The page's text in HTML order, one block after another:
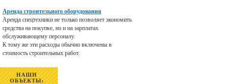
Аренда строительного оборудования
Аренда спецтехники не только позволяет экономить
средства на покупке, но и на зарплатах
обслуживающему персоналу.
К тому же эти расходы обычно включены в
стоимость строительных работ.
НАШИ
ОБЪЕКТЫ: